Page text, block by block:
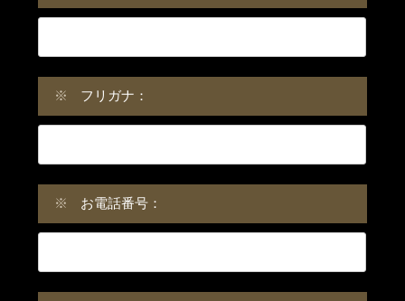
※ フリガナ：
※ お電話番号：